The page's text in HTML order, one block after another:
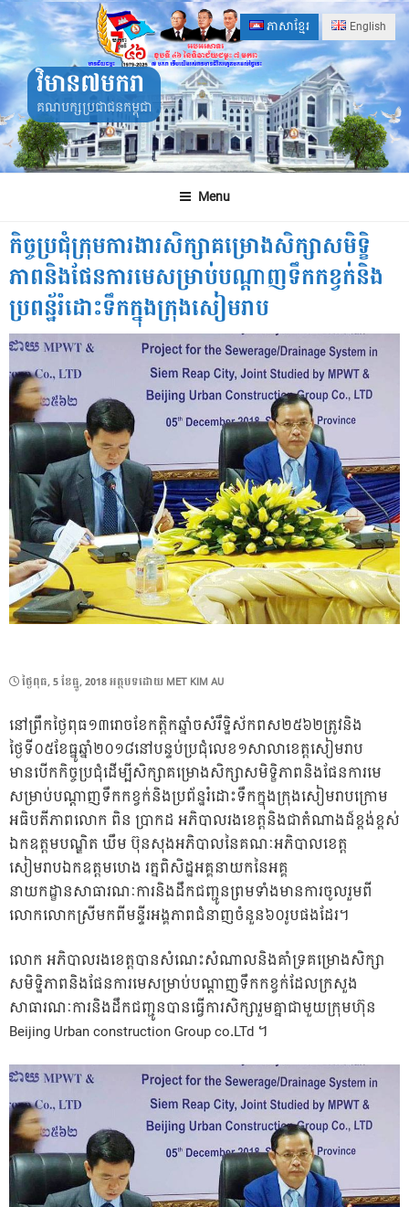
Skip
to
content
ភាសាខ្មែរ English
វិមាន៧មករា
គណបក្សប្រជាជនកម្ពុជា
Menu
កិច្ចប្រជុំក្រុមការងារសិក្សាគម្រោងសិក្សាសមិទ្ខិ
ភាពនិងផែនការមេសម្រាប់បណ្តាញទឹកកខ្វក់និង
ប្រពន្ឋ័រំដោះទឹកក្នុងក្រុងសៀមរាប
POSTED
ថ្ងៃ​ពុធ, 5 ខែ​ធ្នូ, 2018អត្ថបទដោយ MET KIM AU
នៅព្រឹកថ្ងៃពុធ១៣រោចខែកត្តិកឆ្នាំចសំរឹទ្ឋិស័កពស២៥៦២ត្រូវនិង
ថ្ងៃទី០៥ខែធ្នូឆ្នាំ២០១៨នៅបន្ទប់ប្រជុំលេខ១សាលាខេត្តសៀមរាប
មានបើកកិច្ចប្រជុំដើម្បីសិក្សាគម្រោងសិក្សាសមិទ្ខិភាពនិងផែនការមេ
សម្រាប់បណ្តាញទឹកកខ្វក់និងប្រព័ន្ឋរំដោះទឹកក្នុងក្រុងសៀមរាបក្រោម
អធិបតីភាពលោក ពិន ប្រាកដ អភិបាលរងខេត្តនិងជាតំណាងដ៍ខ្ពង់ខ្ពស់
ឯកឧត្តមបណ្ឌិត ឃឹម ប៊ុនសុងអភិបាលនៃគណៈអភិបាលខេត្ត
សៀមរាបឯកឧត្តមហេង រត្នពិសិដ្ឋអគ្គនាយកនៃអគ្គ
នាយកដ្ខានសាធារណៈការនិងដឹកជញ្ជូនព្រមទាំងមានការចូលរួមពី
លោកលោកស្រីមកពីមន្ទីរអង្គភាពជំនាញចំនួន៦០រូបផងដែរ។
លោក​ អភិបាលរងខេត្តបានសំណេះសំណាលនិងគាំទ្រគម្រោងសិក្សា
សមិទ្ឋិភាពនិងផែនការមេសម្រាប់បណ្តាញទឹកកខ្វក់ដែលក្រសួង
សាធារណៈការនិងដឹកជញ្ជូនបានធ្វើការសិក្សារួមគ្នាជាមួយក្រុមហ៊ុន
Beijing Urban construction Group co.LTd ។